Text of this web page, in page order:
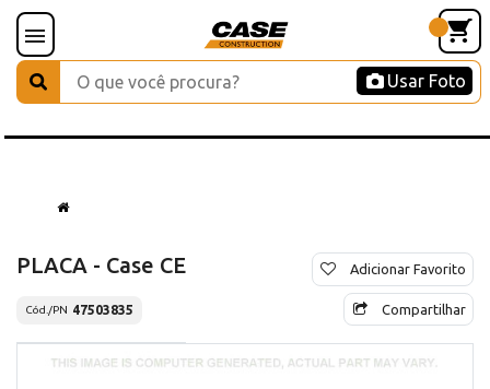
Usar Foto
PLACA - Case CE
Cód./PN 47503835
Adicionar Favorito
Compartilhar